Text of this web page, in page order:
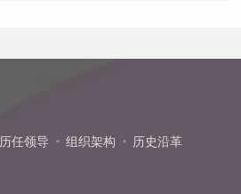
历任领导 组织架构
历史沿革